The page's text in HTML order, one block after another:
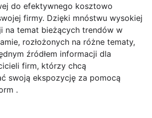
do efektywnego kosztowo
firmy. Dzięki mnóstwu wysokiej
na temat bieżących trendów w
rozłożonych na różne tematy,
źródłem informacji dla
firm, którzy chcą
swoją ekspozycję za pomocą
.